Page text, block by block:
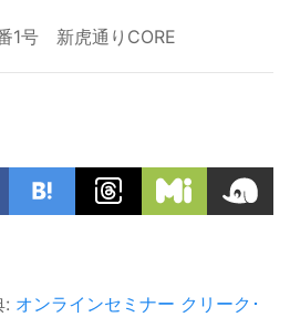
1号 新虎通りCORE
: オンラインセミナー クリーク･